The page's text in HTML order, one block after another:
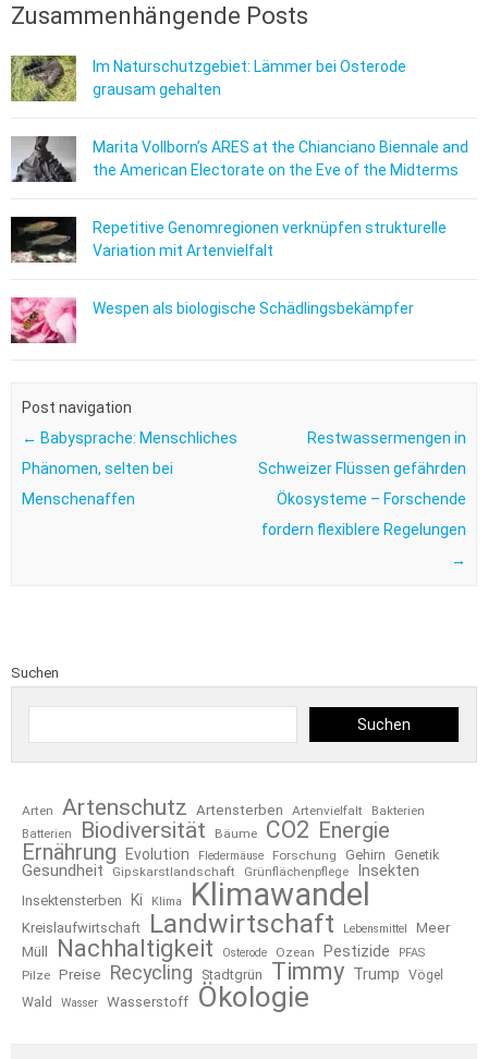
Zusammenhängende Posts
Im Naturschutzgebiet: Lämmer bei Osterode
grausam gehalten
Marita Vollborn’s ARES at the Chianciano Biennale and
the American Electorate on the Eve of the Midterms
Repetitive Genomregionen verknüpfen strukturelle
Variation mit Artenvielfalt
Wespen als biologische Schädlingsbekämpfer
Post navigation
← Babysprache: Menschliches
Phänomen, selten bei
Menschenaffen
Restwassermengen in
Schweizer Flüssen gefährden
Ökosysteme – Forschende
fordern flexiblere Regelungen
→
Suchen
Suchen
Arten Artenschutz Artensterben Artenvielfalt
Bakterien
Batterien
Biodiversität Bäume CO2 Energie
Ernährung
Evolution Fledermäuse Forschung Gehirn Genetik
Gesundheit Gipskarstlandschaft Grünflächenpflege Insekten
Insektensterben Ki Klima Klimawandel
Kreislaufwirtschaft Landwirtschaft Lebensmittel
Meer
Müll
Nachhaltigkeit Osterode Ozean Pestizide PFAS
Pilze Preise Recycling Stadtgrün Timmy Trump
Vögel
Wald
Wasser Wasserstoff Ökologie